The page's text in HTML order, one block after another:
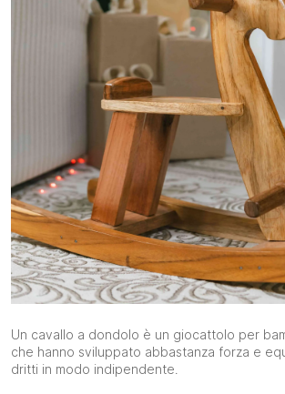
Un cavallo a dondolo è un giocattolo per
che hanno sviluppato abbastanza forza e
dritti in modo indipendente.